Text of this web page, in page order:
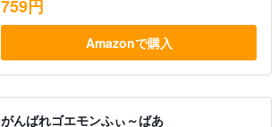
759円
Amazonで購入
がんばれゴエモンふぃ～ばあ